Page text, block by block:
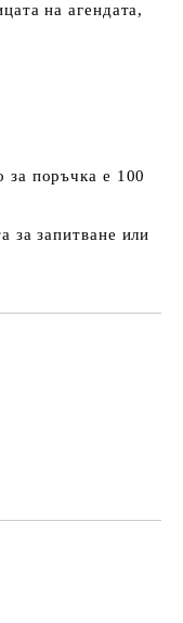
на агендата,
за поръчка е 100
за запитване или